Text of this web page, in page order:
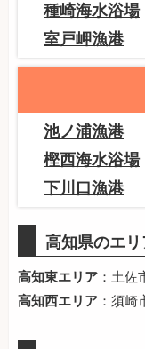
種崎海水浴場
室戸岬漁港
池ノ浦漁港
樫西海水浴場
下川口漁港
高知県のエ
高知東エリア ：土佐
高知西エリア ：須崎